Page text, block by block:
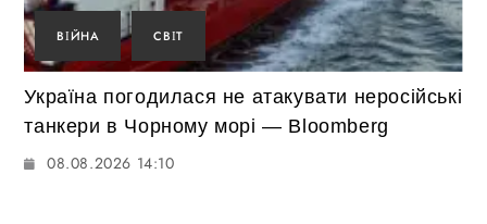
ВІЙНА СВІТ
Україна погодилася не атакувати неросійські
танкери в Чорному морі — Bloomberg
08.08.2026 14:10